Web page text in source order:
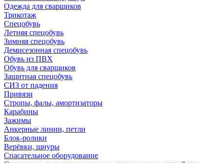
Одежда для сварщиков
Трикотаж
Спецобувь
Летняя спецобувь
Зимняя спецобувь
Демисезонная спецобувь
Обувь из ПВХ
Обувь для сварщиков
Защитная спецобувь
СИЗ от падения
Привязи
Стропы, фалы, амортизаторы
Карабины
Зажимы
Анкерные линии, петли
Блок-ролики
Верёвки, шнуры
Спасательное оборудование